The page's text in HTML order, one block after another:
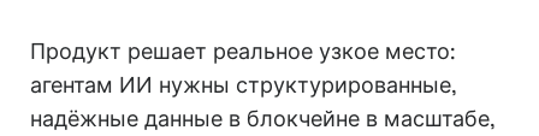
Продукт решает реальное узкое место:
агентам ИИ нужны структурированные,
надёжные данные в блокчейне в масштабе,